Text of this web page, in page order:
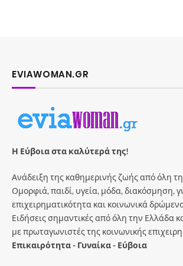
EVIAWOMAN.GR
Η Εύβοια στα καλύτερά της!
Ανάδειξη της καθημερινής ζωής από όλη
Ομορφιά, παιδί, υγεία, μόδα, διακόσμηση,
επιχειρηματικότητα και κοινωνικά
Ειδήσεις σημαντικές από όλη την Ελλάδα
με πρωταγωνιστές της κοινωνικής
Επικαιρότητα - Γυναίκα - Εύβοια